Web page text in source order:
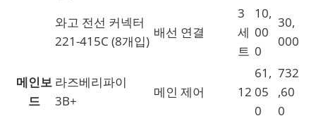
와고 전선 커넥터
221-415C (8개입)
배선 연결
3
세
트
10,
00
0
30,
000
메인보
드
라즈베리파이
3B+
메인 제어 12
61,
05
0
732
,60
0